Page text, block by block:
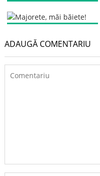
ADAUGĂ COMENTARIU